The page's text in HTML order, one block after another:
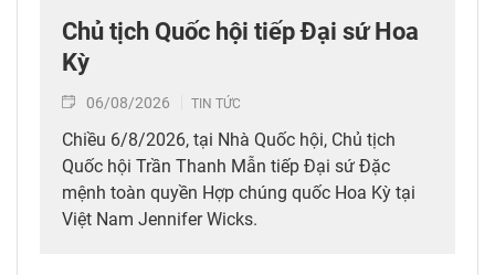
Chủ tịch Quốc hội tiếp Đại sứ Hoa
Kỳ
06/08/2026 TIN TỨC
Chiều 6/8/2026, tại Nhà Quốc hội, Chủ tịch
Quốc hội Trần Thanh Mẫn tiếp Đại sứ Đặc
mệnh toàn quyền Hợp chúng quốc Hoa Kỳ tại
Việt Nam Jennifer Wicks.